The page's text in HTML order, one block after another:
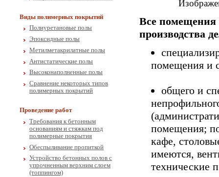
Виды полимерных покрытий
Полиуретановые полы
Эпоксидные полы
Метилметакрилатные полы
Антистатические полы
Высоконаполненные полы
Сравнение некоторых типов
полимерных покрытий
Проведение работ
Требования к бетонным
основаниям и стяжкам под
полимерные покрытия
Обеспыливание пропиткой
Устройство бетонных полов с
упрочненным верхним слоем
(топпингом)
Все помещения
производства
помещения и
общего и
помещения;
кафе,
имеются,
технические